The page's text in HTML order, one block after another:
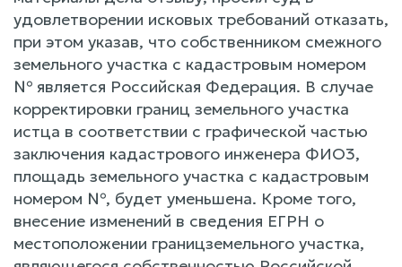
удовлетворении исковых требований отказать,
при этом указав, что собственником смежного
земельного участка с кадастровым номером
№ является Российская Федерация. В случае
корректировки границ земельного участка
истца в соответствии с графической частью
заключения кадастрового инженера ФИО3,
площадь земельного участка с кадастровым
номером №, будет уменьшена. Кроме того,
внесение изменений в сведения ЕГРН о
местоположении границземельного участка,